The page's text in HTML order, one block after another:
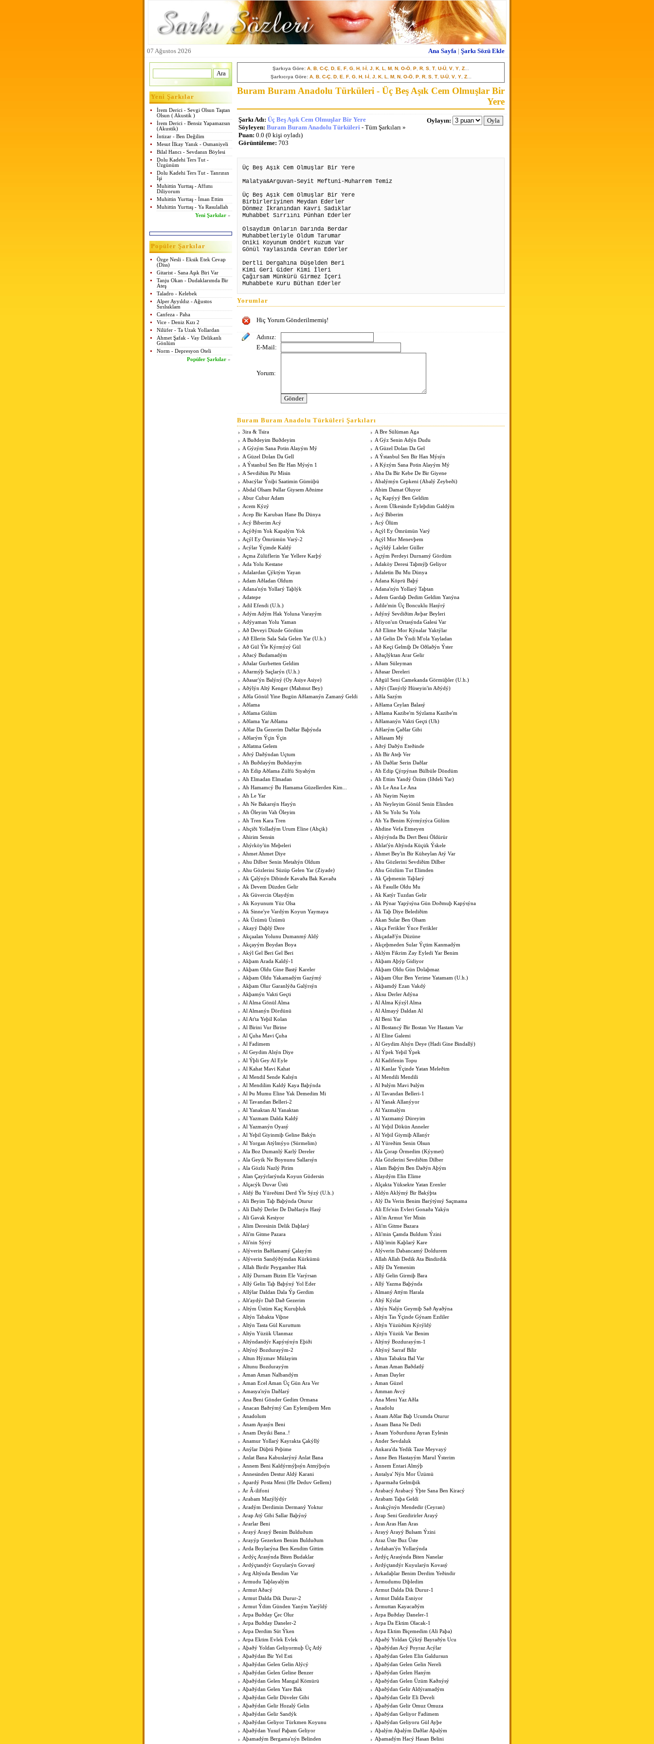
07 Ağustos 2026 Ana Sayfa | Şarkı Sözü Ekle
Yeni Şarkılar
İrem Derici - Sevgi Olsun Taştan
Olsun ( Akustik )
İrem Derici - Bensiz Yapamazsın
(Akustik)
İntizar - Ben Değilim
Mesut İlkay Yanık - Osmaniyeli
Bilal Hancı - Sevdanın Böylesi
Dolu Kadehi Ters Tut -
Üzgünüm
Dolu Kadehi Ters Tut - Tanrının
İşi
Muhittin Yurttaş - Affımı
Diliyorum
Muhittin Yurttaş - İman Ettim
Muhittin Yurttaş - Ya Rasulallah
Yeni Şarkılar »
Popüler Şarkılar
Özge Nesli - Eksik Etek Cevap
(Diss)
Gitarist - Sana Aşık Biri Var
Tanju Okan - Dudaklarımda Bir
Ateş
Taladro - Kelebek
Alper Ayyıldız - Ağustos
Sırılsıklam
Canfeza - Paha
Vice - Deniz Kızı 2
Nilüfer - Ta Uzak Yollardan
Ahmet Şafak - Vay Delikanlı
Gönlüm
Norm - Depresyon Oteli
Popüler Şarkılar »
Şarkıya Göre: A B C-Ç D E F G H I-İ J K L M N O-Ö P R S T U-Ü V Y Z
Şarkıcıya Göre: A, B, C-Ç, D, E F, G, H, I-İ, J K, L M, N, O-Ö, P, R, S, T, U-Ü, V, Y, Z...
Buram Buram Anadolu Türküleri - Üç Beş Aşık Cem Olmuşlar Bir
Yere
Şarkı Adı: Üç Beş Aşık Cem Olmuşlar Bir Yere
Söyleyen: Buram Buram Anadolu Türküleri - Tüm Şarkıları »
Puan: 0.0 (0 kişi oyladı)
Görüntüleme: 703
Oylayın:
Üç Beş Aşık Cem Olmuşlar Bir Yere
Malatya&Arguvan-Seyit Meftuni-Muharrem Temiz
Üç Beş Aşık Cem Olmuşlar Bir Yere
Birbirleriyinen Meydan Ederler
Dönmez İkranından Kavri Sadıklar
Muhabbet Sırrıını Pünhan Ederler
Olsaydım Onların Darında Berdar
Muhabbetleriyle Oldum Tarumar
Oniki Koyunum Ondört Kuzum Var
Gönül Yaylasında Cevran Ederler
Dertli Dergahına Düşelden Beri
Kimi Geri Gider Kimi İleri
Çağırsam Münkürü Girmez İçeri
Muhabbete Kuru Büthan Ederler
Yorumlar
Hiç Yorum Gönderilmemiş!
Adınız:
E-Mail:
Yorum:
Buram Buram Anadolu Türküleri Şarkıları
3ira & Tsira
A Bre Sülüman Aga
A Buðdeyim Buðdeyim
A Gýz Senin Adýn Dudu
A Gýzým Sana Potin Alayým Mý
A Güzel Dolan Da Gel
A Güzel Dolan Da Gell
A Ýstanbul Sen Bir Han Mýsýn
A Ýstanbul Sen Bir Han Mýsýn 1
A Kýzým Sana Potin Alayým Mý
A Sevdiðim Pir Misin
Aba Da Bir Kebe De Bir Giyene
Abacýlar Ýniþi Saatimin Gümüþü
Abalýmýn Cepkeni (Abalý Zeybeði)
Abdal Olsam Þallar Giysem Aðnime
Abim Damat Oluyor
Abur Cubur Adam
Aç Kapýyý Ben Geldim
Acem Kýzý
Acem Ülkesinde Eyleþdim Galdým
Acep Bir Karuban Hane Bu Dünya
Acý Biberim
Acý Biberim Acý
Acý Ölüm
Açýðým Yok Kapalým Yok
Açýl Ey Ömrümün Varý
Açýl Ey Ömrümün Varý-2
Açýl Mor Menevþem
Acýlar Ýçimde Kaldý
Açýldý Laleler Güller
Açma Zülüflerin Yar Yellere Karþý
Açtým Perdeyi Durnamý Gördüm
Ada Yolu Kestane
Adaköy Deresi Taþmýþ Geliyor
Adalardan Çýktým Yayan
Adaletin Bu Mu Dünya
Adam Aðladan Oldum
Adana Köprü Baþý
Adana'nýn Yollarý Taþlýk
Adana'nýn Yollarý Taþtan
Adatepe
Adem Gardaþ Dedim Geldim Yanýna
Adil Efendi (U.h.)
Adile'min Üç Boncuklu Hasýrý
Adým Adým Hak Yoluna Varayým
Adýný Sevdiðim Avþar Beyleri
Adýyaman Yolu Yaman
Afiyon'un Ortasýnda Galesi Var
Að Deveyi Düzde Gördüm
Að Elime Mor Kýnalar Yaktýlar
Að Ellerin Sala Sala Gelen Yar (U.h.)
Að Gelin De Ýndi M'ola Yayladan
Að Gül Ýle Kýrmýzý Gül
Að Keçi Gelmiþ De Oðlaðýn Ýster
Aðacý Budamadým
Aðaçlýktan Arar Gelir
Aðalar Gurbetten Geldim
Aðam Süleyman
Aðarmýþ Saçlarýn (U.h.)
Aðasar Dereleri
Aðasar'ýn Balýný (Oy Asiye Asiye)
Aðgül Seni Camekanda Görmüþler (U.h.)
Aðýlýn Altý Kenger (Mahmut Bey)
Aðýt (Tanýrlý Hüseyin'in Aðýdý)
Aðla Gönül Yine Bugün Aðlamanýn Zamaný Geldi
Aðla Sazým
Aðlama
Aðlama Ceylan Balasý
Aðlama Gülüm
Aðlama Kazibe'm Sýzlama Kazibe'm
Aðlama Yar Aðlama
Aðlamanýn Vakti Geçti (Uh)
Aðlar Da Gezerim Daðlar Baþýnda
Aðlarým Çaðlar Gibi
Aðlarým Ýçin Ýçin
Aðlasam Mý
Aðlatma Gelem
Aðrý Daðýn Eteðinde
Aðrý Daðýndan Uçtum
Ah Bir Ateþ Ver
Ah Buðdayým Buðdayým
Ah Daðlar Serin Daðlar
Ah Edip Aðlama Zülfü Siyahým
Ah Edip Çýrpýnan Bülbüle Döndüm
Ah Elmadan Elmadan
Ah Ettim Yandý Özüm (Iðdeli Yar)
Ah Hamamcý Bu Hamama Güzellerden Kim...
Ah Le Ana Le Ana
Ah Le Yar
Ah Nayim Nayim
Ah Ne Bakarsýn Hayýn
Ah Neyleyim Gönül Senin Elinden
Ah Öleyim Vah Öleyim
Ah Su Yolu Su Yolu
Ah Tren Kara Tren
Ah Ya Benim Kýrmýzýca Gülüm
Ahçiði Yolladým Urum Eline (Ahçik)
Ahdine Vefa Etmeyen
Ahirim Sensin
Ahýrýnda Bu Dert Beni Öldürür
Ahýrköy'ün Meþeleri
Ahlat'ýn Altýnda Küçük Ýskele
Ahmet Ahmet Diye
Ahmet Bey'in Bir Küheylan Atý Var
Ahu Dilber Senin Metahýn Oldum
Ahu Gözlerini Sevdiðim Dilber
Ahu Gözlerini Süzüp Gelen Yar (Ziyade)
Ahu Gözlüm Tut Elimden
Ak Çalýnýn Dibinde Kavaða Bak Kavaða
Ak Çeþmenin Taþlarý
Ak Devem Düzden Gelir
Ak Fasulle Oldu Mu
Ak Güvercin Olaydým
Ak Katýr Tuzdan Gelir
Ak Koyunum Yüz Olsa
Ak Pýnar Yapýsýna Gün Doðmuþ Kapýsýna
Ak Sinne'ye Vardým Koyun Yaymaya
Ak Taþ Diye Belediðim
Ak Üzümü Üzümü
Akan Sular Ben Olsam
Akayý Daþlý Dere
Akça Ferikler Ýnce Ferikler
Akçaalan Yolunu Dumanmý Aldý
Akçadað'ýn Düzüne
Akçayým Boydan Boya
Akçeþmeden Sular Ýçtim Kanmadým
Akýl Gel Beri Gel Beri
Aklým Fikrim Zay Eyledi Yar Benim
Akþam Arada Kaldý-1
Akþam Aþýp Gidiyor
Akþam Oldu Gine Bastý Kareler
Akþam Oldu Gün Dolaþmaz
Akþam Oldu Yakamadým Gazýmý
Akþam Olur Ben Yerime Yatamam (U.h.)
Akþam Olur Garanlýða Galýrsýn
Akþamdý Ezan Vakdý
Akþamýn Vakti Geçti
Aksu Derler Adýna
Al Alma Gönül Alma
Al Alma Kýzýl Alma
Al Almanýn Dördünü
Al Almayý Daldan Al
Al At'ta Yeþil Kolan
Al Beni Yar
Al Birini Vur Birine
Al Bostancý Bir Bostan Ver Hastam Var
Al Çuha Mavi Çuha
Al Eline Galemi
Al Fadimem
Al Geydim Alsýn Deye (Hadi Gine Bindallý)
Al Geydim Alsýn Diye
Al Ýpek Yeþil Ýpek
Al Ýþli Gey Al Eyle
Al Kadifenin Topu
Al Kahat Mavi Kahat
Al Kanlar Ýçinde Yatan Meleðim
Al Mendil Sende Kalsýn
Al Mendili Mendili
Al Mendilim Kaldý Kaya Baþýnda
Al Þalým Mavi Þalým
Al Þu Mumu Eline Yak Demedim Mi
Al Tavandan Belleri-1
Al Tavandan Belleri-2
Al Yanak Allanýyor
Al Yanaktan Al Yanaktan
Al Yazmalým
Al Yazmam Dalda Kaldý
Al Yazmamý Düreyim
Al Yazmanýn Oyasý
Al Yeþil Dökün Anneler
Al Yeþil Giyinmiþ Geline Bakýn
Al Yeþil Giymiþ Allanýr
Al Yorgan Atýlmýyo (Sürmelim)
Al Yüreðim Senin Olsun
Ala Boz Dumanlý Karlý Dereler
Ala Çorap Örmedim (Kýymet)
Ala Geyik Ne Boynunu Sallarsýn
Ala Gözlerini Sevdiðim Dilber
Ala Gözlü Nazlý Pirim
Alam Baþým Ben Daðýn Aþým
Alan Çayýrlarýnda Koyun Güdersin
Alaydým Elin Elime
Alçacýk Duvar Üstü
Alçakta Yüksekte Yatan Erenler
Aldý Bu Yüreðimi Derd Ýle Sýzý (U.h.)
Aldýn Aklýmý Bir Bakýþta
Ali Beyim Taþ Baþýnda Oturur
Alý Da Verin Benim Barýtýmý Saçmama
Ali Daðý Derler De Daðlarýn Hasý
Ali Efe'nin Evleri Gonaða Yakýn
Ali Gavak Kesiyor
Ali'm Armut Yer Misin
Alim Deresinin Delik Daþlarý
Ali'm Gitme Bazara
Ali'm Gitme Pazara
Ali'min Çamda Buldum Ýzini
Ali'nin Sýrrý
Aliþ'imin Kaþlarý Kare
Alýverin Baðlamamý Çalayým
Alýverin Dabancamý Doldurem
Alýverin Sandýðýmdan Kürkümü
Allah Allah Dedik Ata Bindirdik
Allah Birdir Peygamber Hak
Allý Da Yemenim
Allý Durnam Bizim Ele Varýrsan
Allý Gelin Girmiþ Bara
Allý Gelin Taþ Baþýný Yol Eder
Allý Yazma Baþýnda
Allýlar Daldan Dala Ýp Gerdim
Almaný Attým Harala
Alt'aydýr Dað Dað Gezerim
Altý Kýzlar
Altým Üstüm Kaç Kuruþluk
Altýn Nalýn Geymiþ Sað Ayaðýna
Altýn Tabakta Viþne
Altýn Tas Ýçinde Gýnam Ezdiler
Altýn Tasta Gül Kuruttum
Altýn Yüzüðüm Kýrýldý
Altýn Yüzük Ulanmaz
Altýn Yüzük Var Benim
Altýndandýr Kapýsýnýn Eþiði
Altýný Bozdurayým-1
Altýný Bozdurayým-2
Altýný Sarraf Bilir
Altun Hýzmav Mülayim
Altun Tabakta Bal Var
Altunu Bozdurayým
Aman Aman Baðdatlý
Aman Aman Nalbandým
Aman Dayler
Aman Ecel Aman Üç Gün Ara Ver
Aman Güzel
Amasya'nýn Daðlarý
Amman Avcý
Ana Beni Gönder Gedim Ormana
Ana Meni Yaz Aðla
Anacan Baðrýmý Can Eylemiþem Men
Anadolu
Anadolum
Anam Aðlar Baþ Ucumda Oturur
Anam Ayasýn Beni
Anam Bana Ne Dedi
Anam Deyiki Bana..!
Anam Yoðurdunu Ayran Eylesin
Anamur Yollarý Kayrakta Çakýllý
Ander Sevdaluk
Anýlar Düþtü Peþime
Ankara'da Yedik Taze Meyvayý
Anlat Bana Kabuslarýný Anlat Bana
Anne Ben Hastayým Marul Ýsterim
Annem Beni Kaldýrmýþsýn Atmýþsýn
Annem Entari Almýþ
Annesinden Destur Aldý Karani
Antalya' Nýn Mor Üzümü
Apardý Posta Meni (He Deduv Gellem)
Aparmaða Gelmiþik
Ar Ã›ilifoni
Arabacý Arabacý Ýþte Sana Ben Kiracý
Arabam Mazýlýdýr
Arabam Taþa Geldi
Aradým Derdimin Dermaný Yoktur
Arakçýnýn Mendedir (Ceyran)
Arap Atý Gibi Sallar Baþýný
Arap Seni Gezdirirler Arayý
Ararlar Beni
Aras Aras Han Aras
Arayý Arayý Benim Bulduðum
Arayý Arayý Bulsam Ýzini
Arayýp Gezerken Benim Bulduðum
Araz Üste Buz Üste
Arda Boylarýna Ben Kendim Gittim
Ardahan'ýn Yollarýnda
Ardýç Arasýnda Biten Budaklar
Ardýç Arasýnda Biten Nanelar
Ardýçtandýr Guyularýn Govasý
Ardýçtandýr Kuyularýn Kovasý
Arg Altýnda Bendim Var
Arkadaþlar Benim Derdim Yeðindir
Armudu Taþlayalým
Armudumu Diþledim
Armut Aðacý
Armut Dalda Dik Durur-1
Armut Dalda Dik Durur-2
Armut Dalda Esniyor
Armut Ýdim Günden Yaným Yarýldý
Armuttan Kayacaðým
Arpa Buðday Çec Olur
Arpa Buðday Daneler-1
Arpa Buðday Daneler-2
Arpa Da Ektim Olacak-1
Arpa Derdim Süt Ýken
Arpa Ektim Biçemedim (Ali Paþa)
Arpa Ektim Evlek Evlek
Aþaðý Yoldan Çýktý Bayraðýn Ucu
Aþaðý Yoldan Geliyormuþ Üç Atlý
Aþaðýdan Acý Poyraz Acýlar
Aþaðýdan Bir Yel Esti
Aþaðýdan Gelen Elin Galdursun
Aþaðýdan Gelen Gelin Alýcý
Aþaðýdan Gelen Gelin Nereli
Aþaðýdan Gelen Geline Benzer
Aþaðýdan Gelen Haným
Aþaðýdan Gelen Mangal Kömürü
Aþaðýdan Gelen Üzüm Kaðnýsý
Aþaðýdan Gelen Yare Bak
Aþaðýdan Gelir Aldýramadým
Aþaðýdan Gelir Düveler Gibi
Aþaðýdan Gelir Eli Develi
Aþaðýdan Gelir Hozalý Gelin
Aþaðýdan Gelir Omuz Omuza
Aþaðýdan Gelir Sandýk
Aþaðýdan Geliyor Fadimem
Aþaðýdan Geliyor Türkmen Koyunu
Aþaðýdan Geliyoru Gül Ayþe
Aþaðýdan Yusuf Paþam Geliyor
Aþalým Aþalým Daðlar Aþalým
Aþamadým Bergama'nýn Belinden
Aþamadým Hacý Hasan Belini